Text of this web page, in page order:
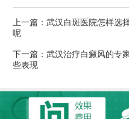
上一篇： 武汉白斑医院怎样选
呢
下一篇： 武汉治疗白癜风的专
些表现